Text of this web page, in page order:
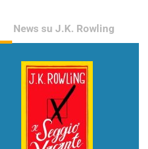
News su J.K. Rowling